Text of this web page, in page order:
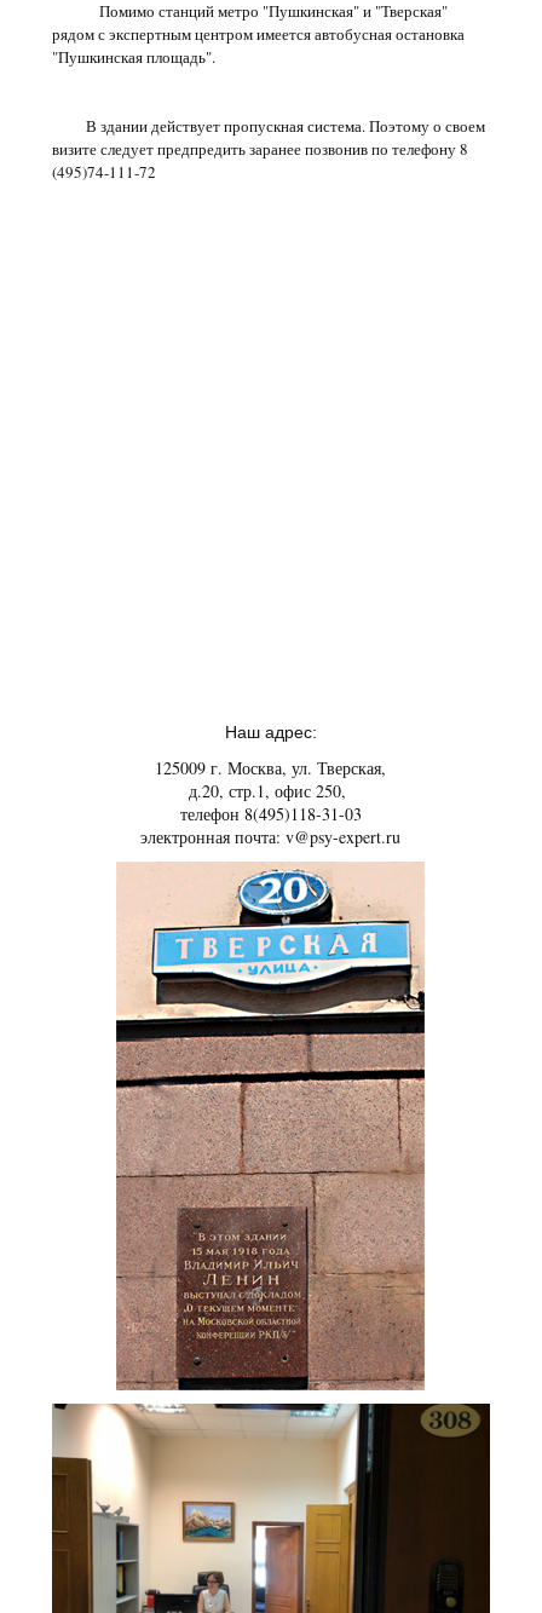
Помимо станций метро "Пушкинская" и "Тверская"
рядом с экспертным центром имеется автобусная остановка
"Пушкинская площадь".
В здании действует пропускная система. Поэтому о своем
визите следует предпредить заранее позвонив по телефону 8
(495)74-111-72
Наш адрес:
125009 г. Москва, ул. Тверская,
д.20, стр.1, офис 250,
телефон 8(495)118-31-03
электронная почта: v@psy-expert.ru